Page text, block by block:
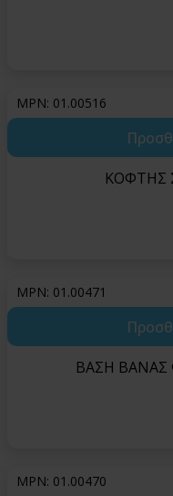
MPN: 01.00516
MPN: 01.00471
ΒΑΣΗ ΒΑΝΑΣ
MPN: 01.00470